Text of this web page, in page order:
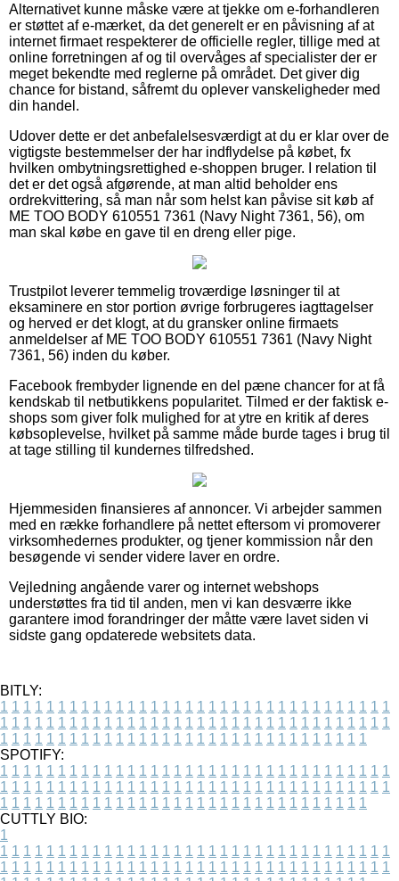
Alternativet kunne måske være at tjekke om e-forhandleren
er støttet af e-mærket, da det generelt er en påvisning af at
internet firmaet respekterer de officielle regler, tillige med at
online forretningen af og til overvåges af specialister der er
meget bekendte med reglerne på området. Det giver dig
chance for bistand, såfremt du oplever vanskeligheder med
din handel.
Udover dette er det anbefalelsesværdigt at du er klar over de
vigtigste bestemmelser der har indflydelse på købet, fx
hvilken ombytningsrettighed e-shoppen bruger. I relation til
det er det også afgørende, at man altid beholder ens
ordrekvittering, så man når som helst kan påvise sit køb af
ME TOO BODY 610551 7361 (Navy Night 7361, 56), om
man skal købe en gave til en dreng eller pige.
Trustpilot leverer temmelig troværdige løsninger til at
eksaminere en stor portion øvrige forbrugeres iagttagelser
og herved er det klogt, at du gransker online firmaets
anmeldelser af ME TOO BODY 610551 7361 (Navy Night
7361, 56) inden du køber.
Facebook frembyder lignende en del pæne chancer for at få
kendskab til netbutikkens popularitet. Tilmed er der faktisk e-
shops som giver folk mulighed for at ytre en kritik af deres
købsoplevelse, hvilket på samme måde burde tages i brug til
at tage stilling til kundernes tilfredshed.
Hjemmesiden finansieres af annoncer. Vi arbejder sammen
med en række forhandlere på nettet eftersom vi promoverer
virksomhedernes produkter, og tjener kommission når den
besøgende vi sender videre laver en ordre.
Vejledning angående varer og internet webshops
understøttes fra tid til anden, men vi kan desværre ikke
garantere imod forandringer der måtte være lavet siden vi
sidste gang opdaterede websitets data.
BITLY:
1 1 1 1 1 1 1 1 1 1 1 1 1 1 1 1 1 1 1 1 1 1 1 1 1 1 1 1 1 1 1 1 1 1
1 1 1 1 1 1 1 1 1 1 1 1 1 1 1 1 1 1 1 1 1 1 1 1 1 1 1 1 1 1 1 1 1 1
1 1 1 1 1 1 1 1 1 1 1 1 1 1 1 1 1 1 1 1 1 1 1 1 1 1 1 1 1 1 1 1
SPOTIFY:
1 1 1 1 1 1 1 1 1 1 1 1 1 1 1 1 1 1 1 1 1 1 1 1 1 1 1 1 1 1 1 1 1 1
1 1 1 1 1 1 1 1 1 1 1 1 1 1 1 1 1 1 1 1 1 1 1 1 1 1 1 1 1 1 1 1 1 1
1 1 1 1 1 1 1 1 1 1 1 1 1 1 1 1 1 1 1 1 1 1 1 1 1 1 1 1 1 1 1 1
CUTTLY BIO:
1
1 1 1 1 1 1 1 1 1 1 1 1 1 1 1 1 1 1 1 1 1 1 1 1 1 1 1 1 1 1 1 1 1 1
1 1 1 1 1 1 1 1 1 1 1 1 1 1 1 1 1 1 1 1 1 1 1 1 1 1 1 1 1 1 1 1 1 1